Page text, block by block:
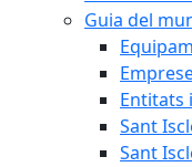
Guia del
Entitats
Sant
Sant